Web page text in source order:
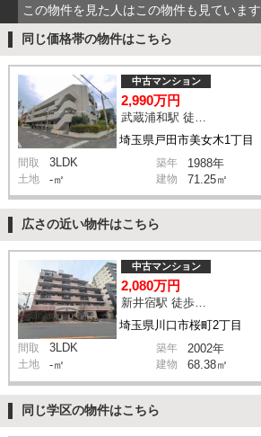
この物件を見た人はこの物件も見ています
同じ価格帯の物件はこちら
埼玉県戸田市美女木1丁目
中古マンション
2,990万円
間取 3LDK 築年 1988年
土地 -㎡ 建物 71.25㎡
広さの近い物件はこちら
埼玉県川口市桜町2丁目
中古マンション
2,080万円
新井宿駅 徒歩10分
間取 3LDK 築年 2002年
土地 -㎡ 建物 68.38㎡
同じ学区の物件はこちら